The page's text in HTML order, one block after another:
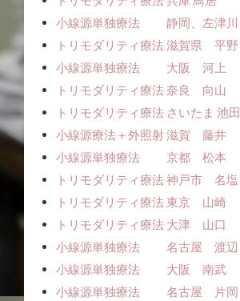
小線源単独療法 静岡、左津川
トリモダリティ療法 滋賀県 平野
小線源単独療法 大阪 河上
トリモダリティ療法 奈良 向山
トリモダリティ療法 さいたま 池田
小線源療法＋外照射 滋賀 藤井
小線源単独療法 京都 松本
トリモダリティ療法 神戸市 名塩
トリモダリティ療法 東京 山崎
トリモダリティ療法 大津 山口
小線源単独療法 名古屋 渡辺
小線源単独療法 大阪 南武
小線源単独療法 名古屋 片岡